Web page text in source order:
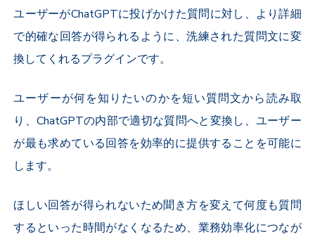
ユーザーがChatGPTに投げかけた質問に対し、より詳細
で的確な回答が得られるように、洗練された質問文に変
換してくれるプラグインです。
ユーザーが何を知りたいのかを短い質問文から読み取
り、ChatGPTの内部で適切な質問へと変換し、ユーザー
が最も求めている回答を効率的に提供することを可能に
します。
ほしい回答が得られないため聞き方を変えて何度も質問
するといった時間がなくなるため、業務効率化につなが